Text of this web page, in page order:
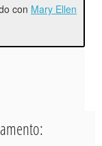
con Mary Ellen